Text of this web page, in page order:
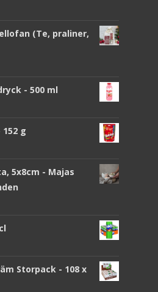
(Te, praliner,
- 500 ml
g
5x8cm - Majas
Storpack - 108 x